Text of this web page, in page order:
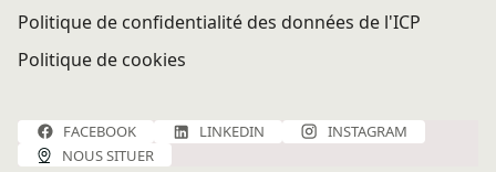
Politique de confidentialité des données de l'ICP
Politique de cookies
FACEBOOK LINKEDIN
INSTAGRAM
NOUS SITUER